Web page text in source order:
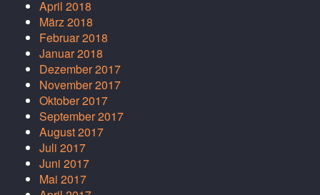
April 2018
März 2018
Februar 2018
Januar 2018
Dezember 2017
November 2017
Oktober 2017
September 2017
August 2017
Juli 2017
Juni 2017
Mai 2017